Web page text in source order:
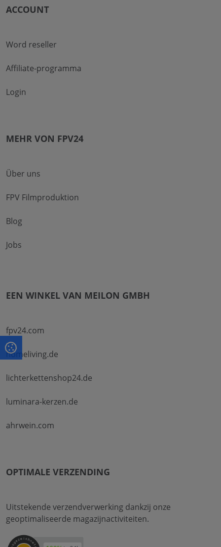
ACCOUNT
Word reseller
Affiliate-programma
Login
MEHR VON FPV24
Über uns
FPV Filmproduktion
Blog
Jobs
EEN WINKEL VAN MEILON GMBH
fpv24.com
homeliving.de
lichterkettenshop24.de
luminara-kerzen.de
ahrwein.com
OPTIMALE VERZENDING
Uitstekende verzendverwerking dankzij onze
geoptimaliseerde magazijnactiviteiten.